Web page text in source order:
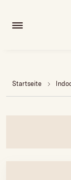
Startseite